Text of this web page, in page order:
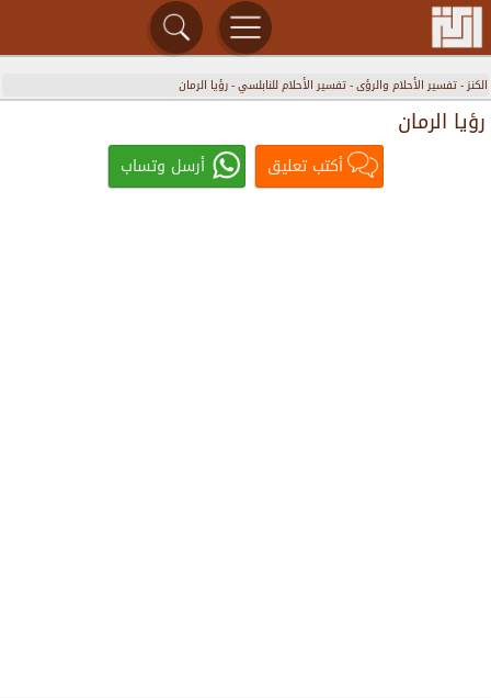
الكنز-تفسير الأحلام والرؤى-تفسير الأحلام للنابلسي-رؤيا الرمان
رؤيا الرمان
أكتب تعليق أرسل وتساب